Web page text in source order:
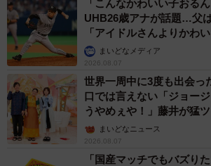
「こんなかわいい子おる
UHB26歳アナが話題…父
「アイドルさんよりかわ
か」まいどなメディア
2026.08.07
世界一周中に3度も出会
口では言えない「ジョー
うやめぇや！」藤井が猛
ん】まいどなニュース
2026.08.07
「国産マッチでもバズり